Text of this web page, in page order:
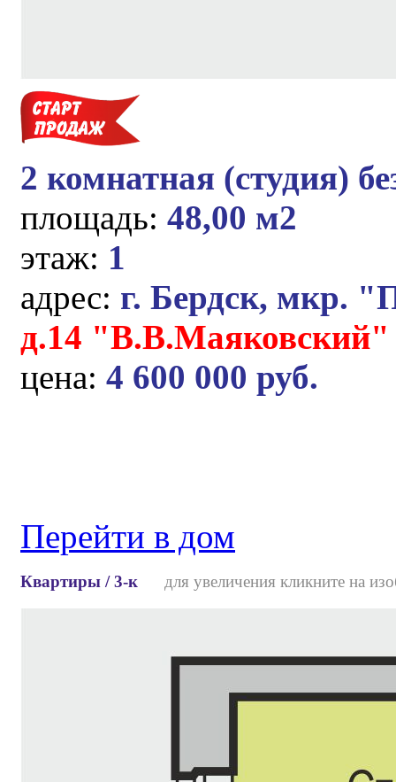
2 комнатная (студия)
площадь: 48,00 м2
этаж: 1
адрес: г. Бердск, мкр.
д.14 "В.В.Маяковский"
цена: 4 600 000 руб.
Перейти в дом
Квартиры / 3-к для увеличения кликните на